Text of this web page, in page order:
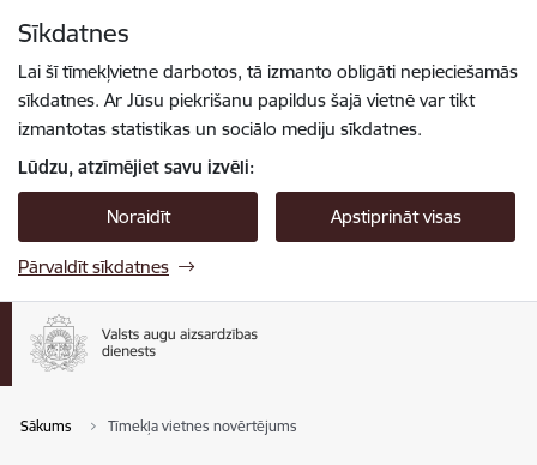
Sīkdatnes
Lai šī tīmekļvietne darbotos, tā izmanto obligāti nepieciešamās
sīkdatnes. Ar Jūsu piekrišanu papildus šajā vietnē var tikt
izmantotas statistikas un sociālo mediju sīkdatnes.
Lūdzu, atzīmējiet savu izvēli:
Noraidīt Apstiprināt visas
Pārvaldīt sīkdatnes
Sākums Tīmekļa vietnes novērtējums